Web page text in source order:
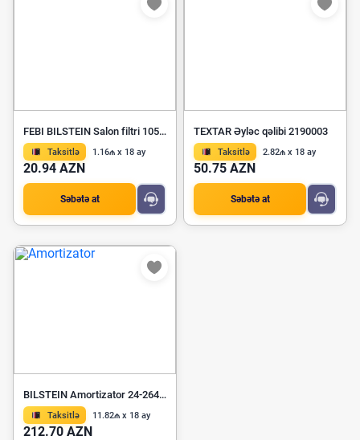
FEBI BILSTEIN Salon filtri 105790
Taksitlə 1.16₼ x 18 ay
20.94 AZN
Səbətə at
TEXTAR Əyləc qəlibi 2190003
Taksitlə 2.82₼ x 18 ay
50.75 AZN
Səbətə at
BILSTEIN Amortizator 24-264457
Taksitlə 11.82₼ x 18 ay
212.70 AZN